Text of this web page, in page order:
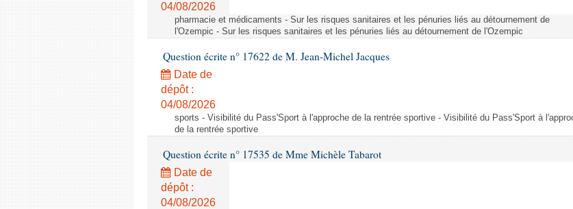
04/08/2026
pharmacie et médicaments - Sur les risques sanitaires et les pénuries liés au détournement de
l'Ozempic - Sur les risques sanitaires et les pénuries liés au détournement de l'Ozempic
Question écrite n° 17622 de M. Jean-Michel Jacques
Date de
dépôt :
04/08/2026
sports - Visibilité du Pass'Sport à l'approche de la rentrée sportive - Visibilité du Pass'Sport à
de la rentrée sportive
Question écrite n° 17535 de Mme Michèle Tabarot
Date de
dépôt :
04/08/2026